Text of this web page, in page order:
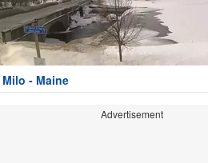
Milo - Maine
Advertisement